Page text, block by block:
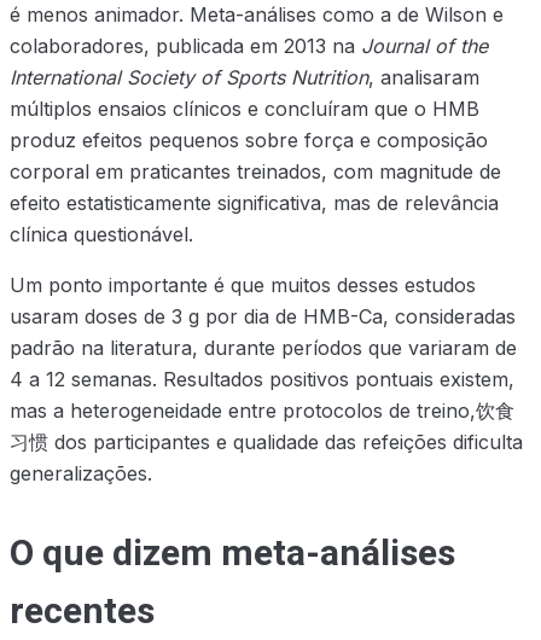
é menos animador. Meta-análises como a de Wilson e
colaboradores, publicada em 2013 na Journal of the
International Society of Sports Nutrition, analisaram
múltiplos ensaios clínicos e concluíram que o HMB
produz efeitos pequenos sobre força e composição
corporal em praticantes treinados, com magnitude de
efeito estatisticamente significativa, mas de relevância
clínica questionável.
Um ponto importante é que muitos desses estudos
usaram doses de 3 g por dia de HMB-Ca, consideradas
padrão na literatura, durante períodos que variaram de
4 a 12 semanas. Resultados positivos pontuais existem,
mas a heterogeneidade entre protocolos de treino,饮食
习惯 dos participantes e qualidade das refeições dificulta
generalizações.
O que dizem meta-análises
recentes